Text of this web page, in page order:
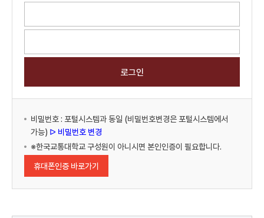
비밀번호 : 포털시스템과 동일 (비밀번호변경은 포털시스템에서
가능) ᐅ 비밀번호 변경
※한국교통대학교 구성원이 아니시면 본인인증이 필요합니다.
휴대폰인증 바로가기